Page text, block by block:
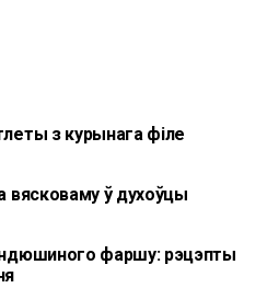
з курынага філе
вясковаму ў духоўцы
фаршу: рэцэпты